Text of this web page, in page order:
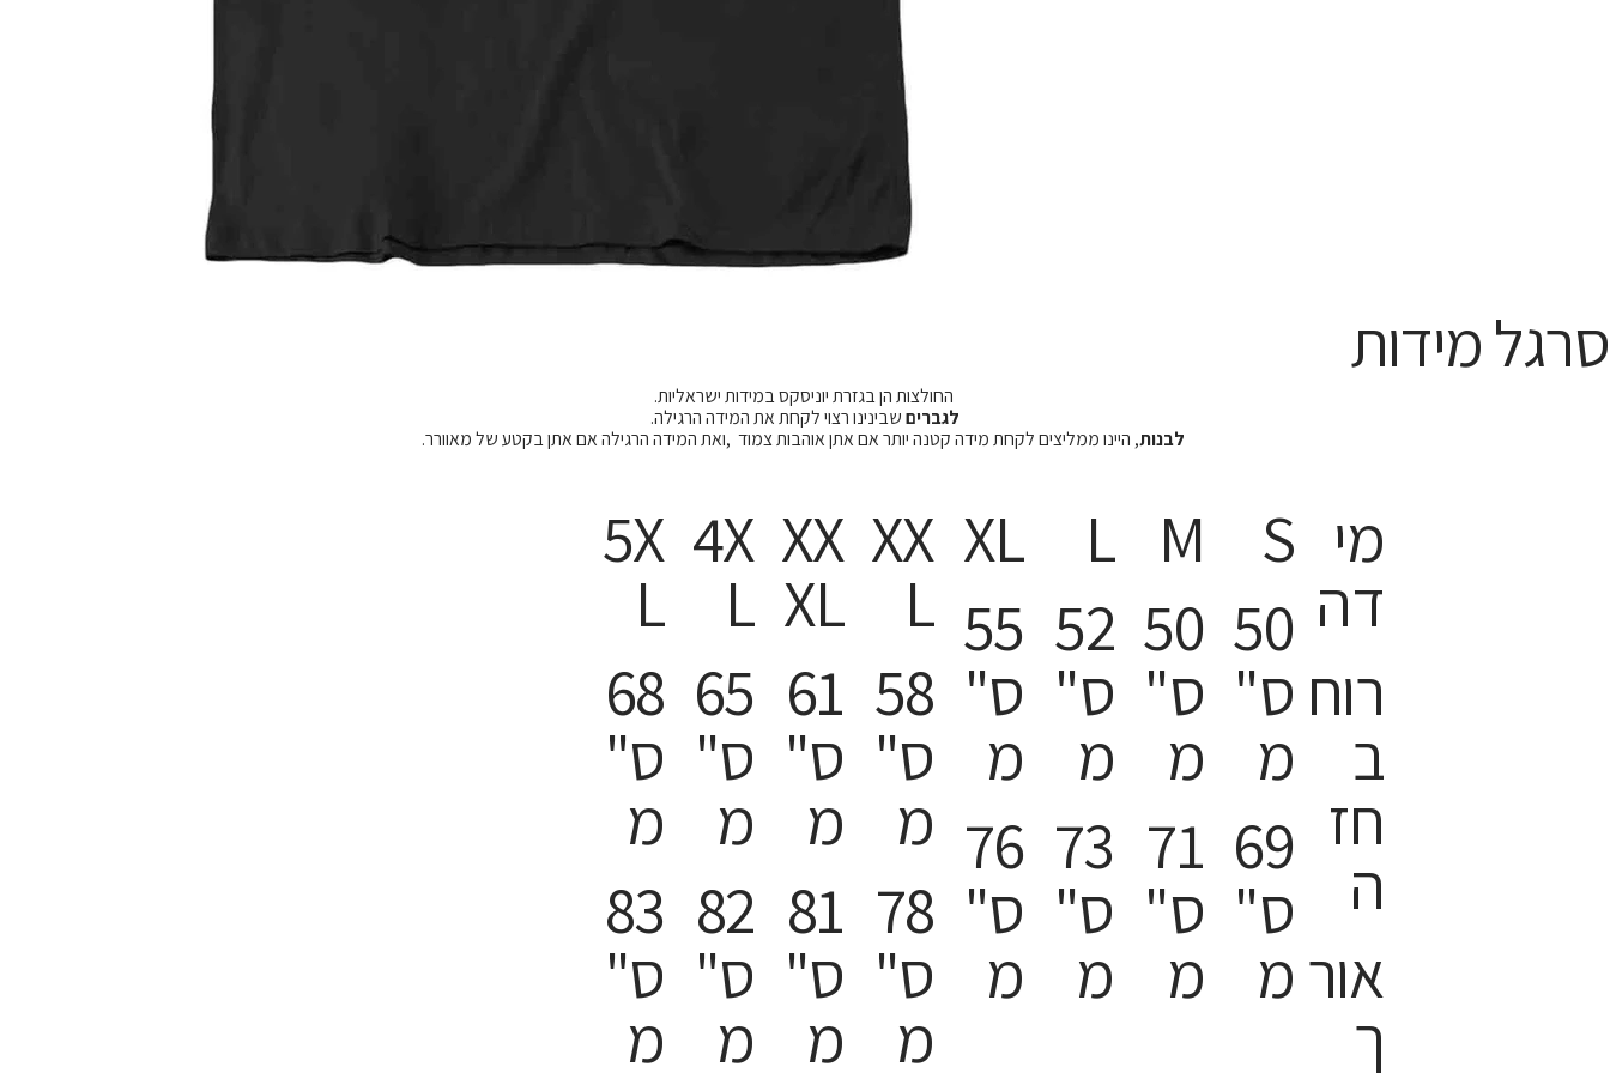
סרגל מידות
החולצות הן בגזרת יוניסקס במידות ישראליות.
לגבריםשבינינו רצוי לקחת את המידה הרגילה.
לבנות, היינו ממליצים לקחת מידה קטנה יותר אם אתן אוהבות צמוד ,ואת המידה הרגילה אם אתן בקטע של מאוורר.
5X
L
68
ס"
מ
83
ס"
מ
4X
L
65
ס"
מ
82
ס"
מ
XX
XL
61
ס"
מ
81
ס"
מ
XX
L
58
ס"
מ
78
ס"
מ
XL
55
ס"
מ
76
ס"
מ
L
52
ס"
מ
73
ס"
מ
M
50
ס"
מ
71
ס"
מ
S
50
ס"
מ
69
ס"
מ
מי
דה
רוח
ב
חז
ה
אור
ך